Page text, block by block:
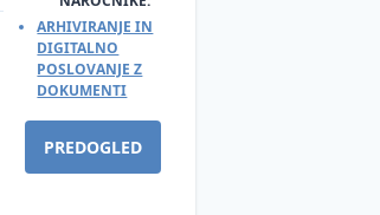
ARHIVIRANJE IN
DIGITALNO
POSLOVANJE Z
DOKUMENTI
PREDOGLED